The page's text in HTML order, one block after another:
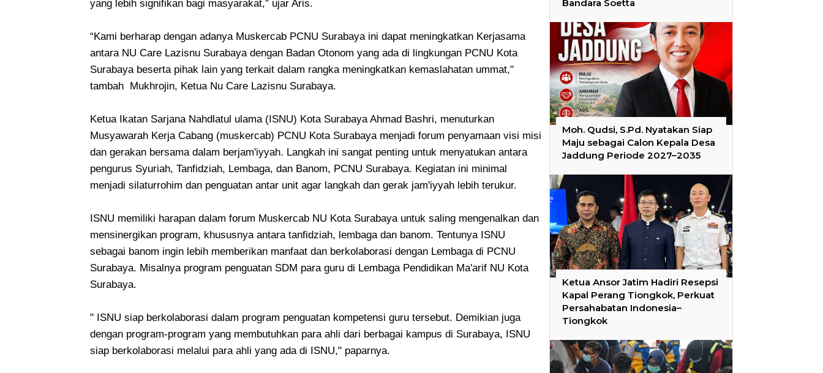
yang lebih signifikan bagi masyarakat,” ujar Aris.
“Kami berharap dengan adanya Muskercab PCNU Surabaya ini dapat meningkatkan Kerjasama
antara NU Care Lazisnu Surabaya dengan Badan Otonom yang ada di lingkungan PCNU Kota
Surabaya beserta pihak lain yang terkait dalam rangka meningkatkan kemaslahatan ummat,"
tambah Mukhrojin, Ketua Nu Care Lazisnu Surabaya.
Ketua Ikatan Sarjana Nahdlatul ulama (ISNU) Kota Surabaya Ahmad Bashri, menuturkan
Musyawarah Kerja Cabang (muskercab) PCNU Kota Surabaya menjadi forum penyamaan visi misi
dan gerakan bersama dalam berjam'iyyah. Langkah ini sangat penting untuk menyatukan antara
pengurus Syuriah, Tanfidziah, Lembaga, dan Banom, PCNU Surabaya. Kegiatan ini minimal
menjadi silaturrohim dan penguatan antar unit agar langkah dan gerak jam'iyyah lebih terukur.
ISNU memiliki harapan dalam forum Muskercab NU Kota Surabaya untuk saling mengenalkan dan
mensinergikan program, khususnya antara tanfidziah, lembaga dan banom. Tentunya ISNU
sebagai banom ingin lebih memberikan manfaat dan berkolaborasi dengan Lembaga di PCNU
Surabaya. Misalnya program penguatan SDM para guru di Lembaga Pendidikan Ma'arif NU Kota
Surabaya.
" ISNU siap berkolaborasi dalam program penguatan kompetensi guru tersebut. Demikian juga
dengan program-program yang membutuhkan para ahli dari berbagai kampus di Surabaya, ISNU
siap berkolaborasi melalui para ahli yang ada di ISNU," paparnya.
Bandara Soetta
Moh. Qudsi, S.Pd. Nyatakan Siap
Maju sebagai Calon Kepala Desa
Jaddung Periode 2027–2035
Ketua Ansor Jatim Hadiri Resepsi
Kapal Perang Tiongkok, Perkuat
Persahabatan Indonesia–
Tiongkok